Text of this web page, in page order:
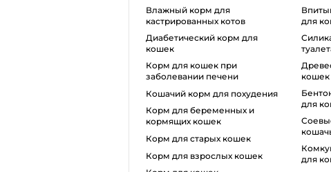
влажный корм для
кастрированных котов
диабетический корм для
кошек
корм для кошек при
заболевании печени
кошачий корм для похудения
корм для беременных и
кормящих кошек
корм для старых кошек
корм для взрослых кошек
впитывающий наполнитель
для
силикагель для кошачьего
древесный наполнитель для
кошек
бентонитовый наполнитель
для
соевые наполнители для
комкующийся наполнитель
для